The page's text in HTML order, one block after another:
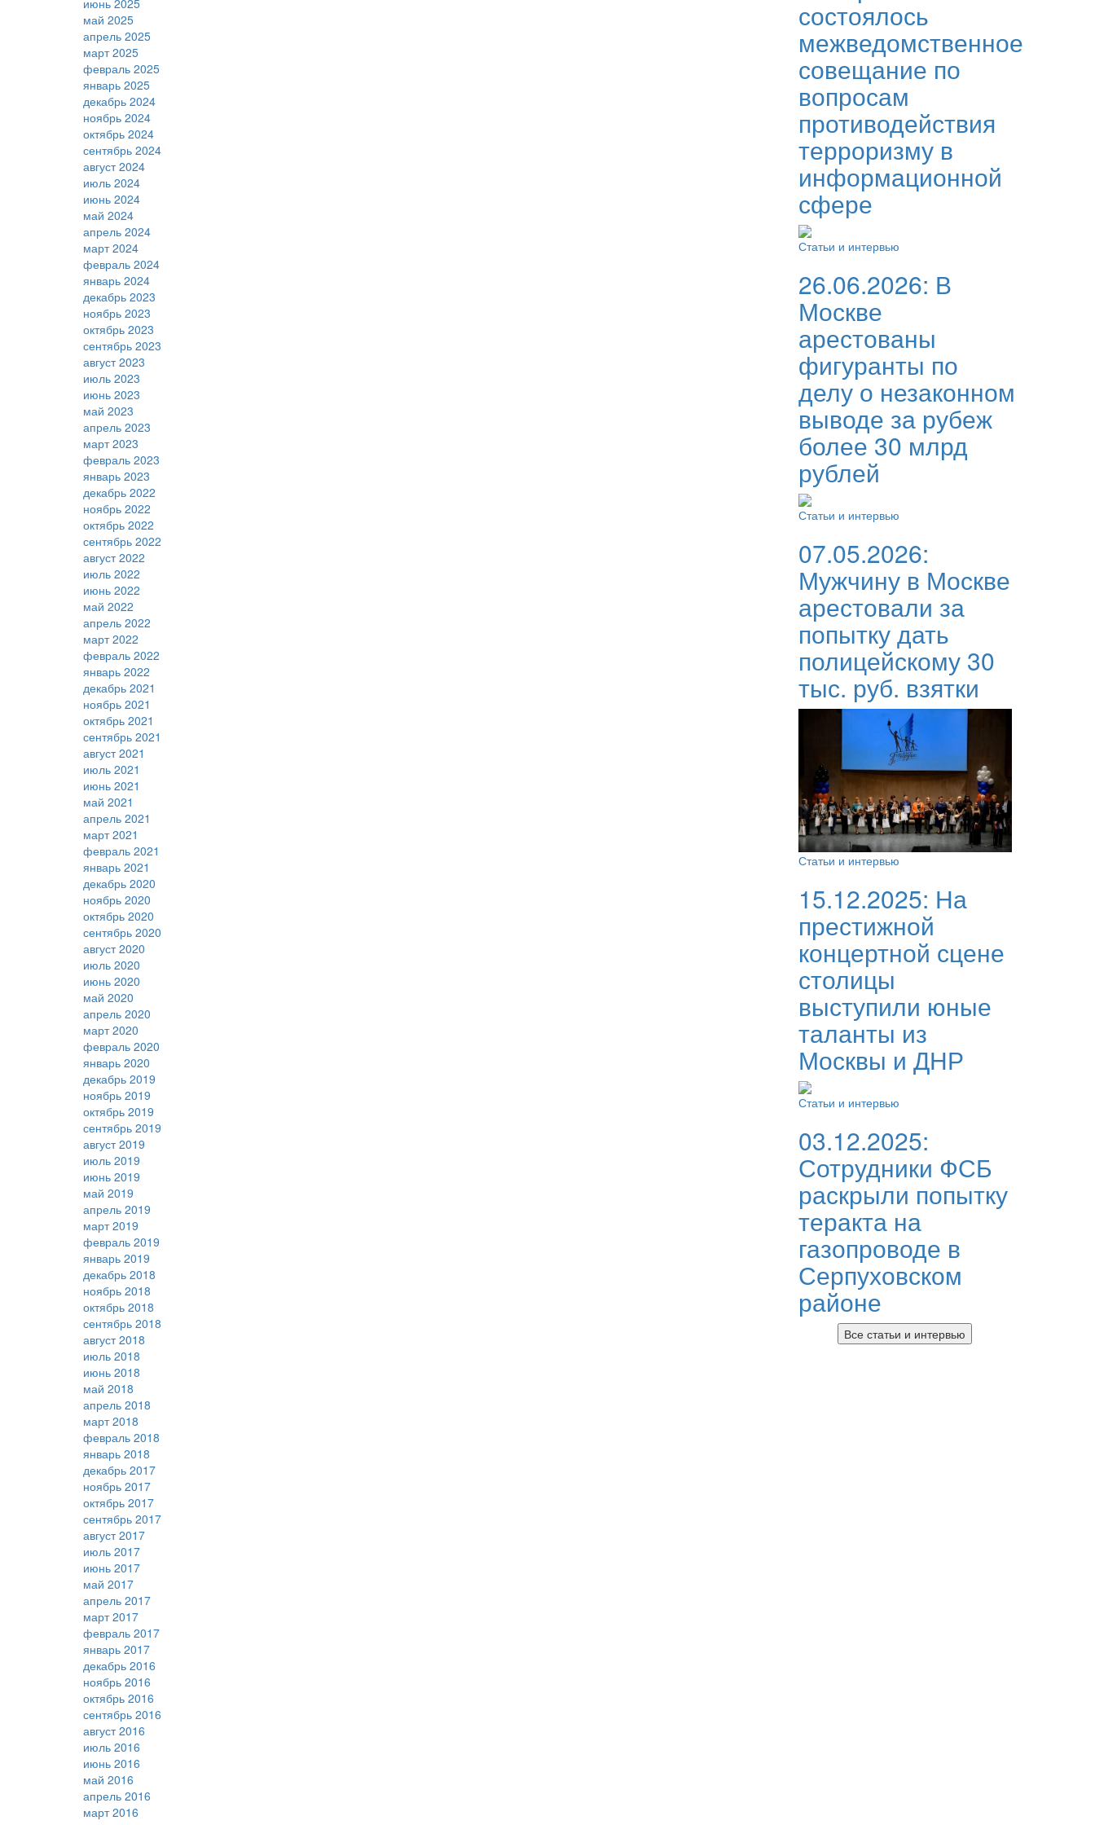
июнь 2025
май 2025
апрель 2025
март 2025
февраль 2025
январь 2025
декабрь 2024
ноябрь 2024
октябрь 2024
сентябрь 2024
август 2024
июль 2024
июнь 2024
май 2024
апрель 2024
март 2024
февраль 2024
январь 2024
декабрь 2023
ноябрь 2023
октябрь 2023
сентябрь 2023
август 2023
июль 2023
июнь 2023
май 2023
апрель 2023
март 2023
февраль 2023
январь 2023
декабрь 2022
ноябрь 2022
октябрь 2022
сентябрь 2022
август 2022
июль 2022
июнь 2022
май 2022
апрель 2022
март 2022
февраль 2022
январь 2022
декабрь 2021
ноябрь 2021
октябрь 2021
сентябрь 2021
август 2021
июль 2021
июнь 2021
май 2021
апрель 2021
март 2021
февраль 2021
январь 2021
декабрь 2020
ноябрь 2020
октябрь 2020
сентябрь 2020
август 2020
июль 2020
июнь 2020
май 2020
апрель 2020
март 2020
февраль 2020
январь 2020
декабрь 2019
ноябрь 2019
октябрь 2019
сентябрь 2019
август 2019
июль 2019
июнь 2019
май 2019
апрель 2019
март 2019
февраль 2019
январь 2019
декабрь 2018
ноябрь 2018
октябрь 2018
сентябрь 2018
август 2018
июль 2018
июнь 2018
май 2018
апрель 2018
март 2018
февраль 2018
январь 2018
декабрь 2017
ноябрь 2017
октябрь 2017
сентябрь 2017
август 2017
июль 2017
июнь 2017
май 2017
апрель 2017
март 2017
февраль 2017
январь 2017
декабрь 2016
ноябрь 2016
октябрь 2016
сентябрь 2016
август 2016
июль 2016
июнь 2016
май 2016
апрель 2016
март 2016
состоялось
межведомственное
совещание по
вопросам
противодействия
терроризму в
информационной
сфере
Статьи и интервью
26.06.2026: В
Москве
арестованы
фигуранты по
делу о незаконном
выводе за рубеж
более 30 млрд
рублей
Статьи и интервью
07.05.2026:
Мужчину в Москве
арестовали за
попытку дать
полицейскому 30
тыс. руб. взятки
Статьи и интервью
15.12.2025: На
престижной
концертной сцене
столицы
выступили юные
таланты из
Москвы и ДНР
Статьи и интервью
03.12.2025:
Сотрудники ФСБ
раскрыли попытку
теракта на
газопроводе в
Серпуховском
районе
Все статьи и интервью